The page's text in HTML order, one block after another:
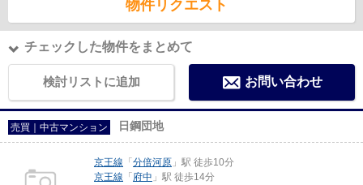
物件リクエスト
チェックした物件をまとめて
検討リストに追加 お問い合わせ
売買｜中古マンション 日鋼団地
京王線 「 分倍河原 」駅 徒歩10分
京王線 「 府中 」駅 徒歩14分